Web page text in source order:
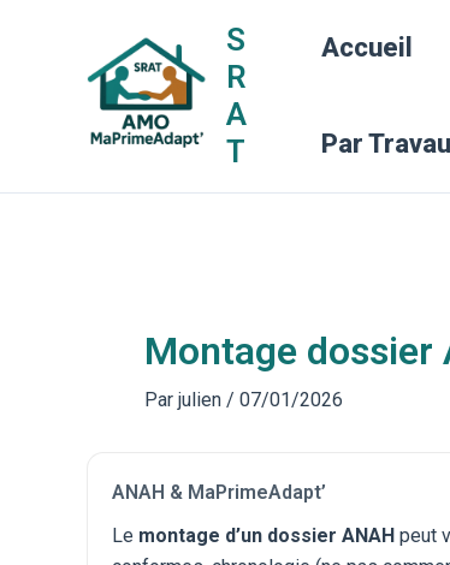
S
R
A
T
Accueil
Par
Montage dossier
Par julien / 07/01/2026
ANAH & MaPrimeAdapt’
Le montage d’un dossier ANAH peut